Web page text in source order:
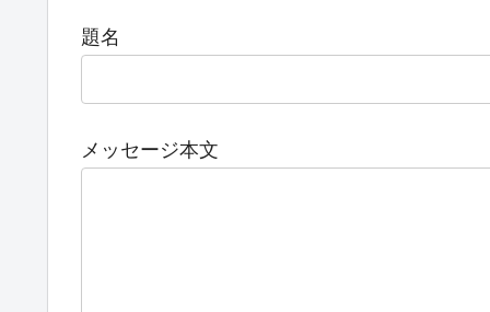
題名
メッセージ本文